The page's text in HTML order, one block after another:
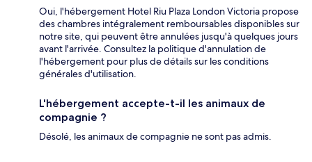
Oui, l'hébergement Hotel Riu Plaza London Victoria propose
des chambres intégralement remboursables disponibles sur
notre site, qui peuvent être annulées jusqu'à quelques jours
avant l'arrivée. Consultez la politique d'annulation de
l'hébergement pour plus de détails sur les conditions
générales d'utilisation.
L'hébergement accepte-t-il les animaux de
compagnie ?
Désolé, les animaux de compagnie ne sont pas admis.